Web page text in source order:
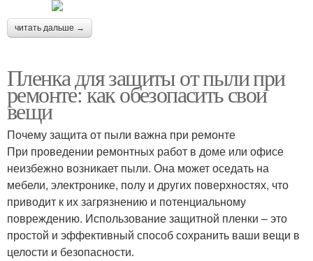
читать дальше →
Пленка для защиты от пыли при
ремонте: как обезопасить свои
вещи
Почему защита от пыли важна при ремонте
При проведении ремонтных работ в доме или офисе
неизбежно возникает пыли. Она может оседать на
мебели, электронике, полу и других поверхностях, что
приводит к их загрязнению и потенциальному
повреждению. Использование защитной пленки – это
простой и эффективный способ сохранить ваши вещи в
целости и безопасности.